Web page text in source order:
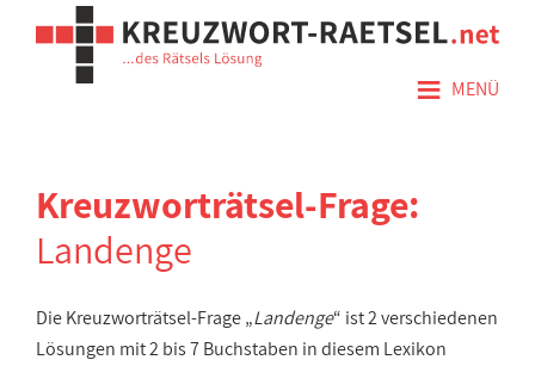
≡ MENÜ
Kreuzworträtsel-Frage:
Landenge
Die Kreuzworträtsel-Frage „Landenge“ ist 2 verschiedenen
Lösungen mit 2 bis 7 Buchstaben in diesem Lexikon